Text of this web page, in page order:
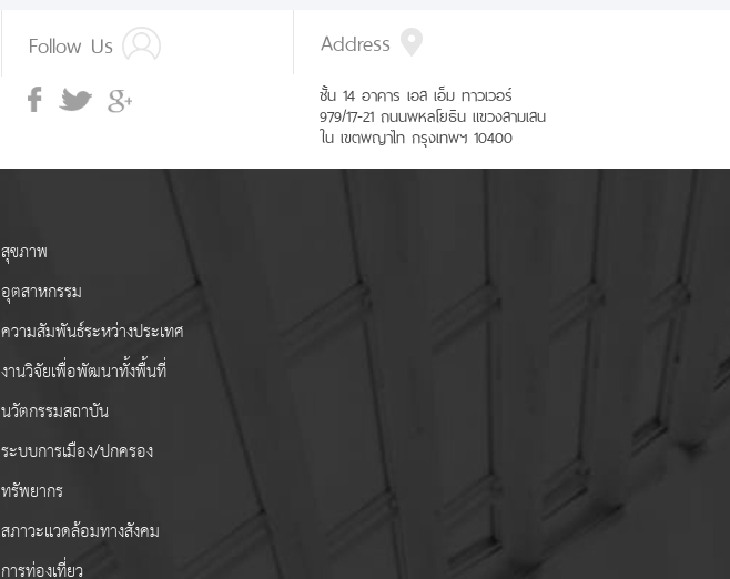
Follow Us Address
ชั้น 14 อาคาร เอส เอ็ม ทาวเวอร์
979/17-21 ถนนพหลโยธิน แขวงสามเสน
ใน เขตพญาไท กรุงเทพฯ 10400
สุขภาพ
อุตสาหกรรม
ความสัมพันธ์ระหว่างประเทศ
งานวิจัยเพื่อพัฒนาทั้งพื้นที่
นวัตกรรมสถาบัน
ระบบการเมือง/ปกครอง
ทรัพยากร
สภาวะแวดล้อมทางสังคม
การท่องเที่ยว